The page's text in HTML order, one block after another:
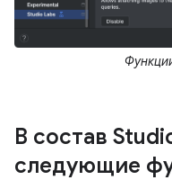
В состав
следующие